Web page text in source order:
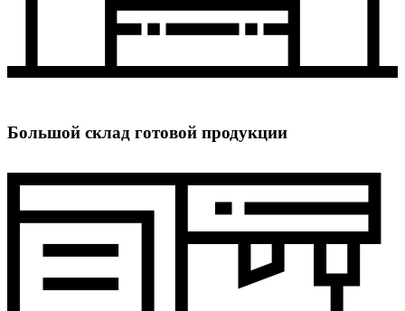
Большой склад готовой продукции